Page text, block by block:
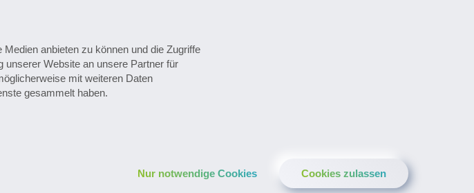
anbieten zu können und die Zugriffe
unserer Website an unsere Partner für
mit weiteren Daten
gesammelt haben.
Nur notwendige Cookies Cookies zulassen
Zu den Terminen
Zum Pharmaceutical Newsletter anmelden